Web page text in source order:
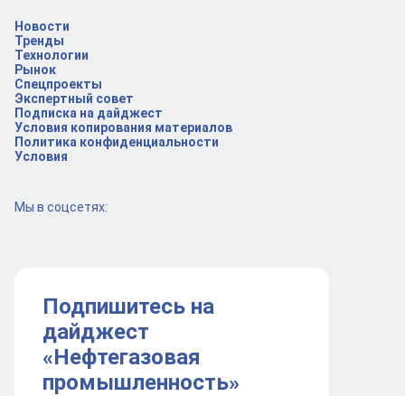
Новости
Тренды
Технологии
Рынок
Спецпроекты
Экспертный совет
Подписка на дайджест
Условия копирования материалов
Политика конфиденциальности
Условия
Мы в соцсетях:
Подпишитесь на
дайджест
«Нефтегазовая
промышленность»